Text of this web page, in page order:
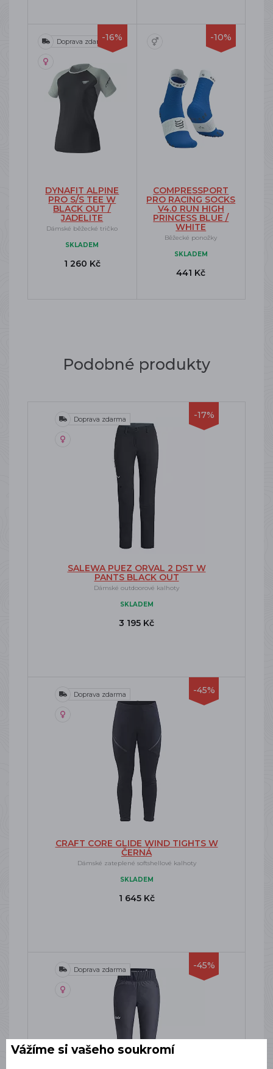
-16%
Doprava zdarma
DYNAFIT ALPINE
PRO S/S TEE W
BLACK OUT /
JADELITE
Dámské běžecké tričko
SKLADEM
1 260 Kč
-10%
COMPRESSPORT
PRO RACING SOCKS
V4.0 RUN HIGH
PRINCESS BLUE /
WHITE
Běžecké ponožky
SKLADEM
441 Kč
Podobné produkty
-17%
Doprava zdarma
SALEWA PUEZ ORVAL 2 DST W
PANTS BLACK OUT
Dámské outdoorové kalhoty
SKLADEM
3 195 Kč
-45%
Doprava zdarma
CRAFT CORE GLIDE WIND TIGHTS W
ČERNÁ
Dámské zateplené softshellové kalhoty
SKLADEM
1 645 Kč
-45%
Doprava zdarma
Vážíme si vašeho soukromí